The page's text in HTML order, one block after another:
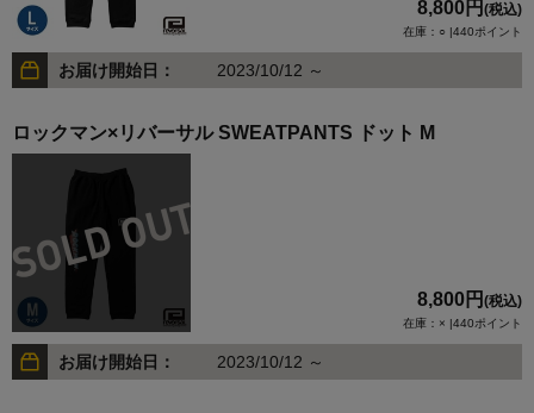
8,800円 (税込)
在庫：○ |440ポイント
お届け開始日： 2023/10/12 ～
ロックマン×リバーサル SWEATPANTS ドット M
8,800円 (税込)
在庫：× |440ポイント
お届け開始日： 2023/10/12 ～